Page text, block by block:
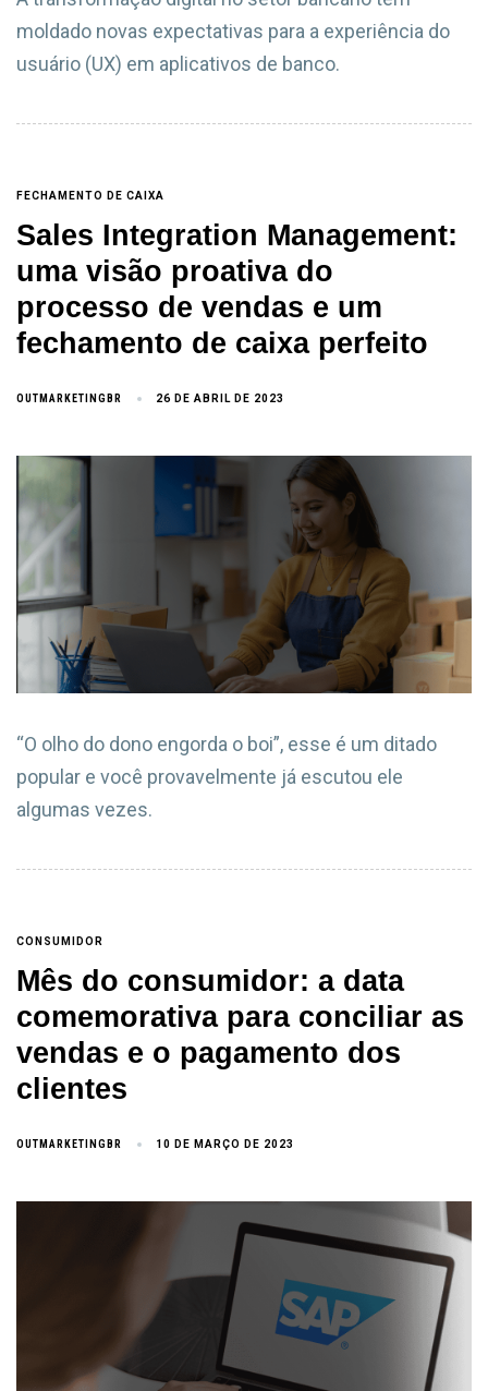
moldado novas expectativas para a experiência do
usuário (UX) em aplicativos de banco.
FECHAMENTO DE CAIXA
Sales Integration Management:
uma visão proativa do
processo de vendas e um
fechamento de caixa perfeito
OUTMARKETINGBR 26 DE ABRIL DE 2023
“O olho do dono engorda o boi”, esse é um ditado
popular e você provavelmente já escutou ele
algumas vezes.
CONSUMIDOR
Mês do consumidor: a data
comemorativa para conciliar as
vendas e o pagamento dos
clientes
OUTMARKETINGBR 10 DE MARÇO DE 2023